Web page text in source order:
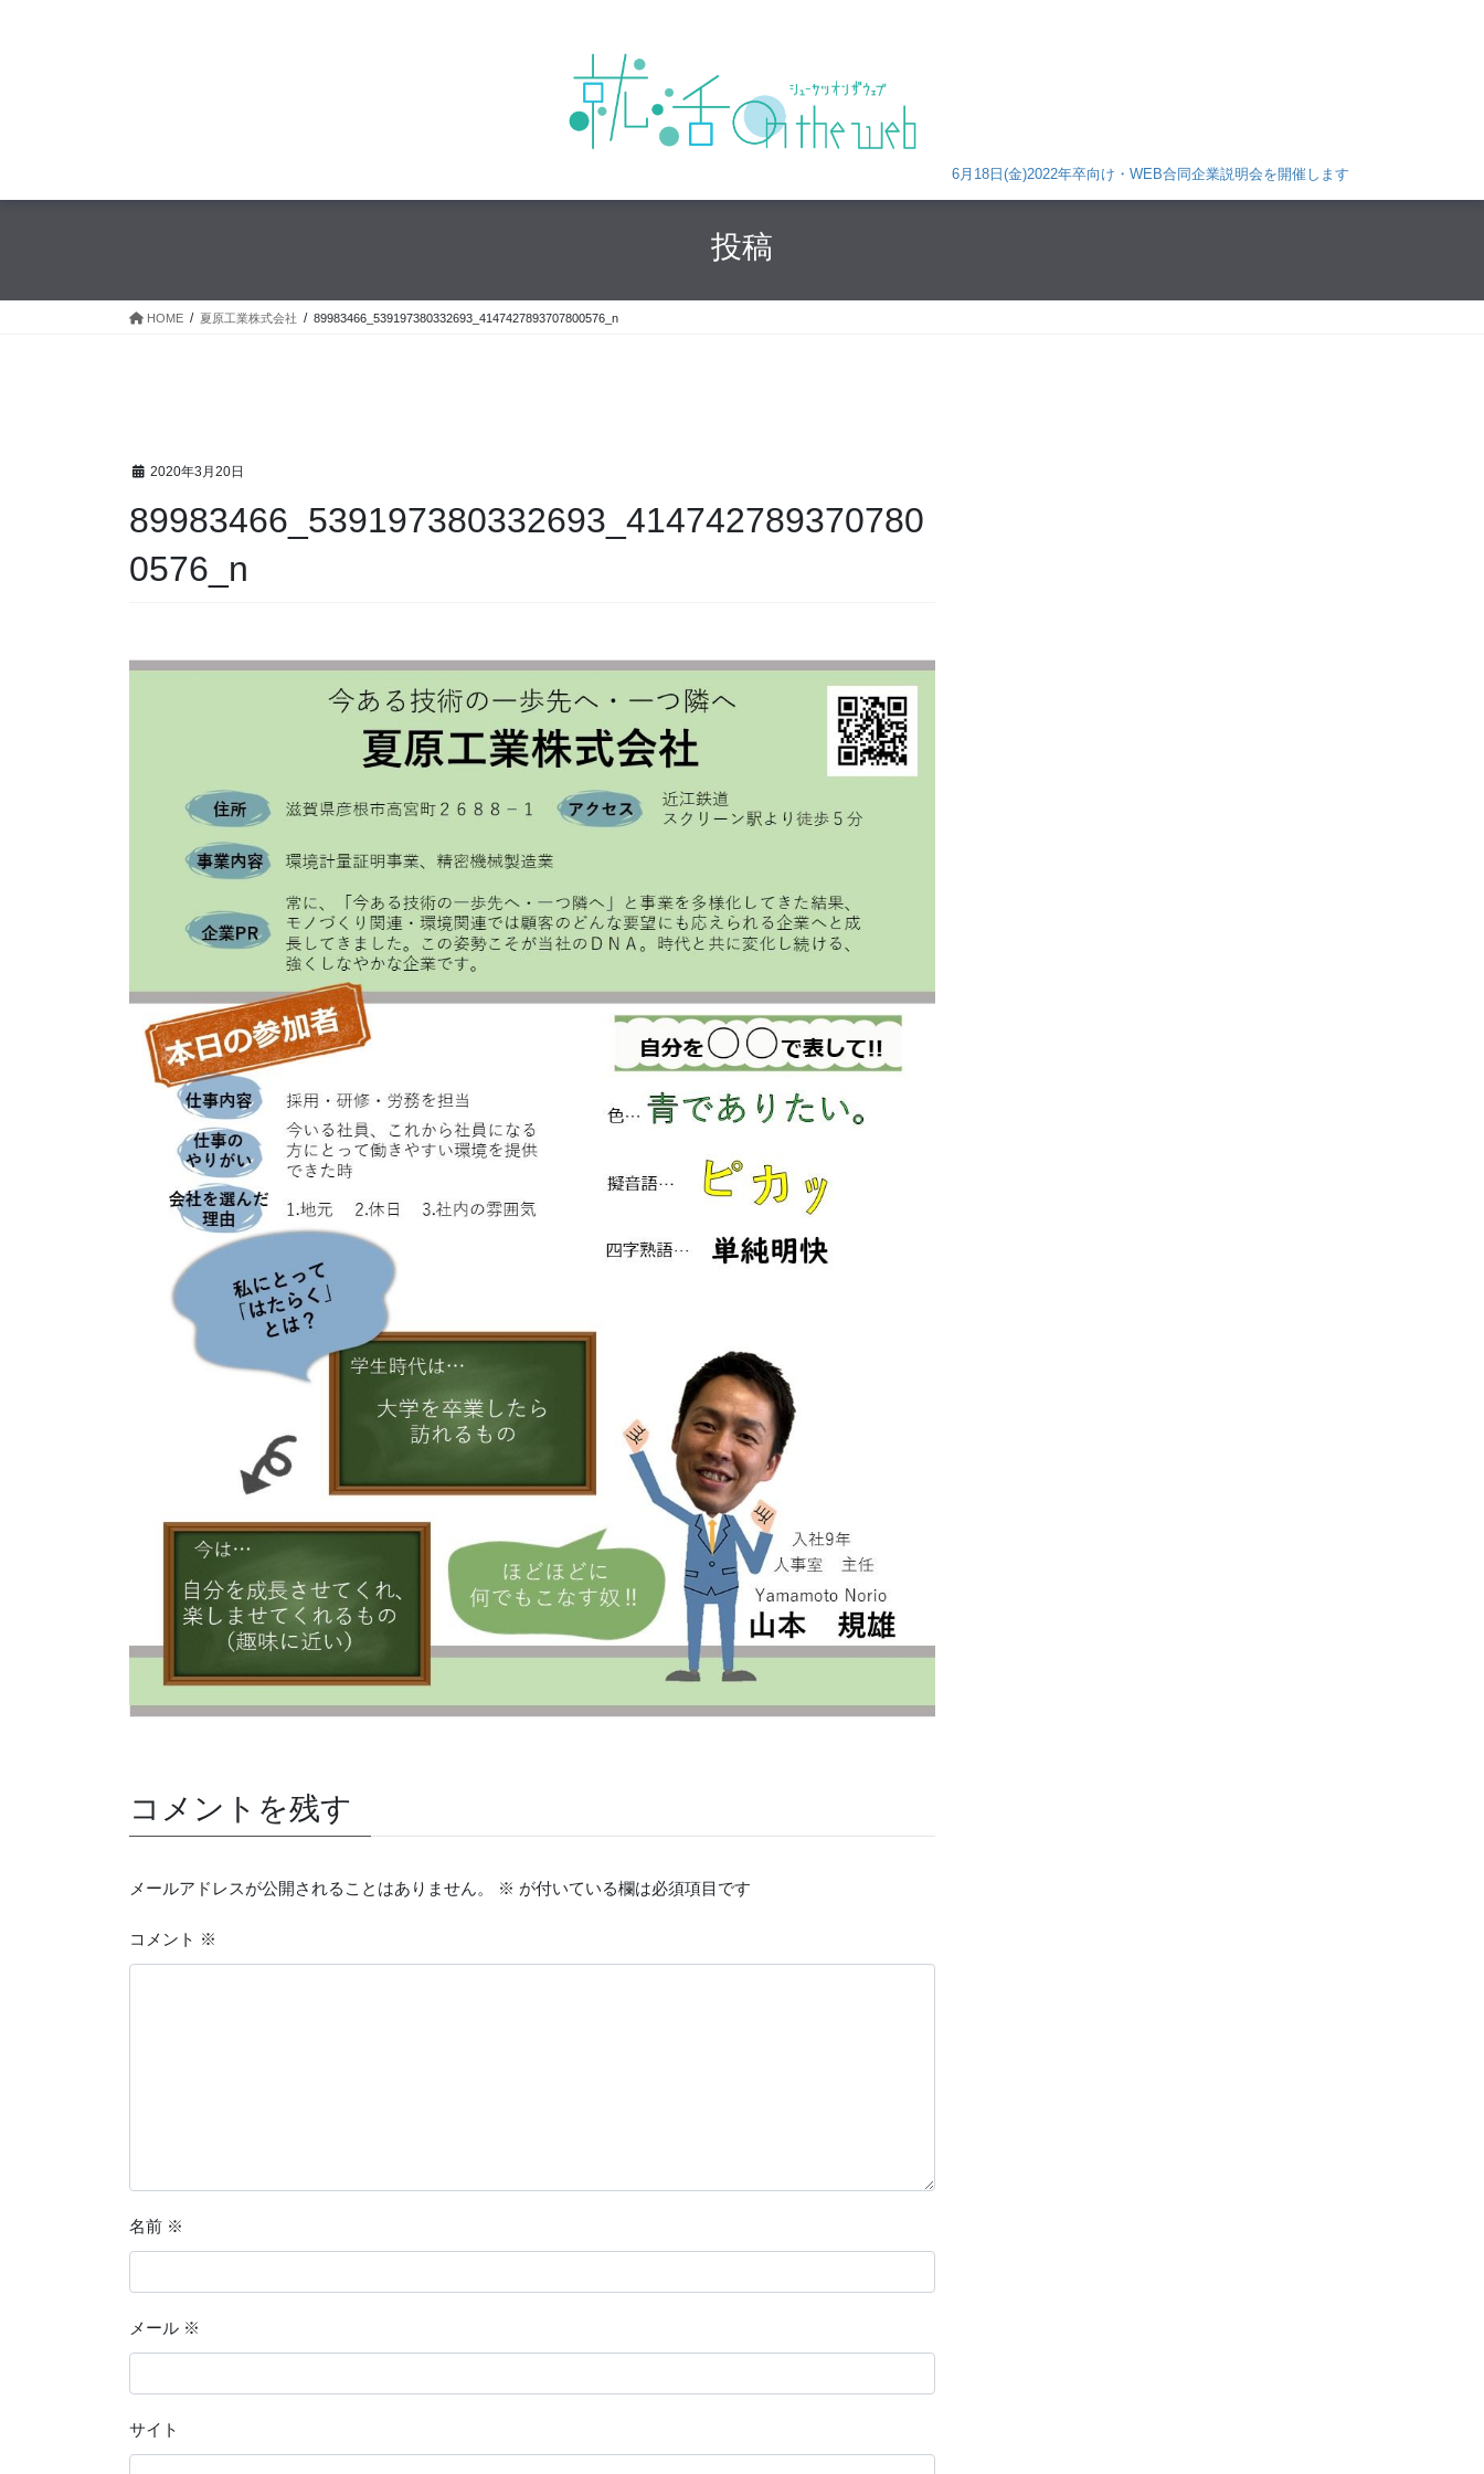
6月18日(金)2022年卒向け・WEB合同企業説明会を開催します！ 詳しくはこちら
投稿
HOME 夏原工業株式会社 89983466_539197380332693_4147427893707800576_n
2020年3月20日
89983466_539197380332693_414742789370780
0576_n
コメントを残す
メールアドレスが公開されることはありません。 ※ が付いている欄は必須項目です
コメント ※
名前 ※
メール ※
サイト